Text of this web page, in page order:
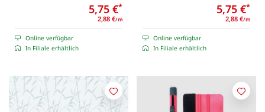
5,75 €*
2,88 €/m
Online verfügbar
In Filiale erhältlich
5,75 €*
2,88 €/m
Online verfügbar
In Filiale erhältlich
Merken